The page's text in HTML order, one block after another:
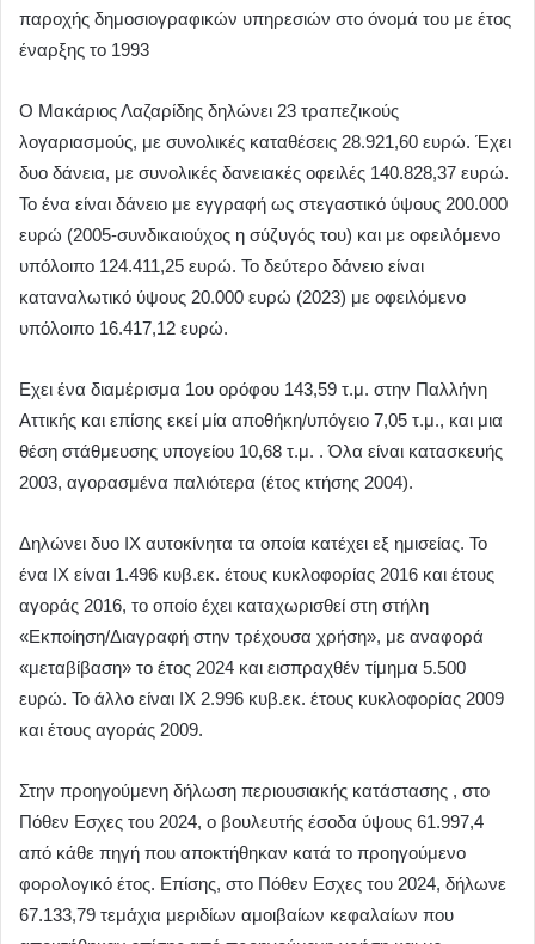
παροχής δημοσιογραφικών υπηρεσιών στο όνομά του με έτος
έναρξης το 1993
Ο Μακάριος Λαζαρίδης δηλώνει 23 τραπεζικούς
λογαριασμούς, με συνολικές καταθέσεις 28.921,60 ευρώ. Έχει
δυο δάνεια, με συνολικές δανειακές οφειλές 140.828,37 ευρώ.
Το ένα είναι δάνειο με εγγραφή ως στεγαστικό ύψους 200.000
ευρώ (2005-συνδικαιούχος η σύζυγός του) και με οφειλόμενο
υπόλοιπο 124.411,25 ευρώ. Το δεύτερο δάνειο είναι
καταναλωτικό ύψους 20.000 ευρώ (2023) με οφειλόμενο
υπόλοιπο 16.417,12 ευρώ.
Εχει ένα διαμέρισμα 1ου ορόφου 143,59 τ.μ. στην Παλλήνη
Αττικής και επίσης εκεί μία αποθήκη/υπόγειο 7,05 τ.μ., και μια
θέση στάθμευσης υπογείου 10,68 τ.μ. . Όλα είναι κατασκευής
2003, αγορασμένα παλιότερα (έτος κτήσης 2004).
Δηλώνει δυο ΙΧ αυτοκίνητα τα οποία κατέχει εξ ημισείας. Το
ένα ΙΧ είναι 1.496 κυβ.εκ. έτους κυκλοφορίας 2016 και έτους
αγοράς 2016, το οποίο έχει καταχωρισθεί στη στήλη
«Εκποίηση/Διαγραφή στην τρέχουσα χρήση», με αναφορά
«μεταβίβαση» το έτος 2024 και εισπραχθέν τίμημα 5.500
ευρώ. Το άλλο είναι ΙΧ 2.996 κυβ.εκ. έτους κυκλοφορίας 2009
και έτους αγοράς 2009.
Στην προηγούμενη δήλωση περιουσιακής κατάστασης , στο
Πόθεν Εσχες του 2024, ο βουλευτής έσοδα ύψους 61.997,4
από κάθε πηγή που αποκτήθηκαν κατά το προηγούμενο
φορολογικό έτος. Επίσης, στο Πόθεν Εσχες του 2024, δήλωνε
67.133,79 τεμάχια μεριδίων αμοιβαίων κεφαλαίων που